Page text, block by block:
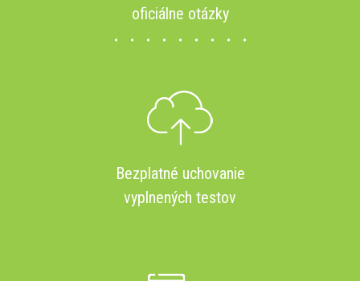
oficiálne otázky
Bezplatné uchovanie
vyplnených testov